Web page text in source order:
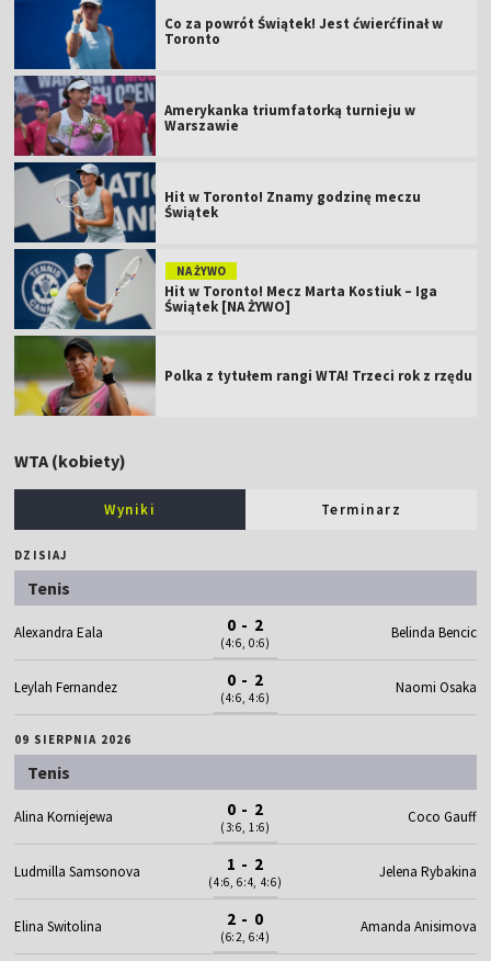
Co za powrót Świątek! Jest ćwierćfinał w
Toronto
Amerykanka triumfatorką turnieju w
Warszawie
Hit w Toronto! Znamy godzinę meczu
Świątek
NA ŻYWO
Hit w Toronto! Mecz Marta Kostiuk – Iga
Świątek [NA ŻYWO]
Polka z tytułem rangi WTA! Trzeci rok z rzędu
WTA (kobiety)
Wyniki Terminarz
DZISIAJ
Tenis
Alexandra Eala 0 - 2
(4:6, 0:6)
Belinda Bencic
Leylah Fernandez 0 - 2
(4:6, 4:6)
Naomi Osaka
09 SIERPNIA 2026
Tenis
Alina Korniejewa 0 - 2
(3:6, 1:6)
Coco Gauff
Ludmilla Samsonova 1 - 2
(4:6, 6:4, 4:6)
Jelena Rybakina
Elina Switolina 2 - 0
(6:2, 6:4)
Amanda Anisimova